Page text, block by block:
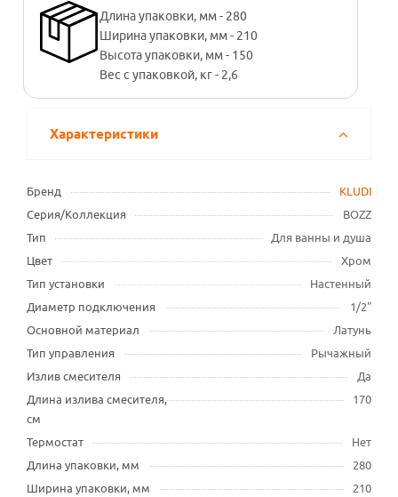
Длина упаковки, мм - 280
Ширина упаковки, мм - 210
Высота упаковки, мм - 150
Вес с упаковкой, кг - 2,6
Характеристики
Бренд
KLUDI
Серия/Коллекция
BOZZ
Тип
Для ванны и душа
Цвет
Хром
Тип установки
Настенный
Диаметр подключения
1/2"
Основной материал
Латунь
Тип управления
Рычажный
Излив смесителя
Да
Длина излива смесителя,
см
170
Термостат
Нет
Длина упаковки, мм
280
Ширина упаковки, мм
210